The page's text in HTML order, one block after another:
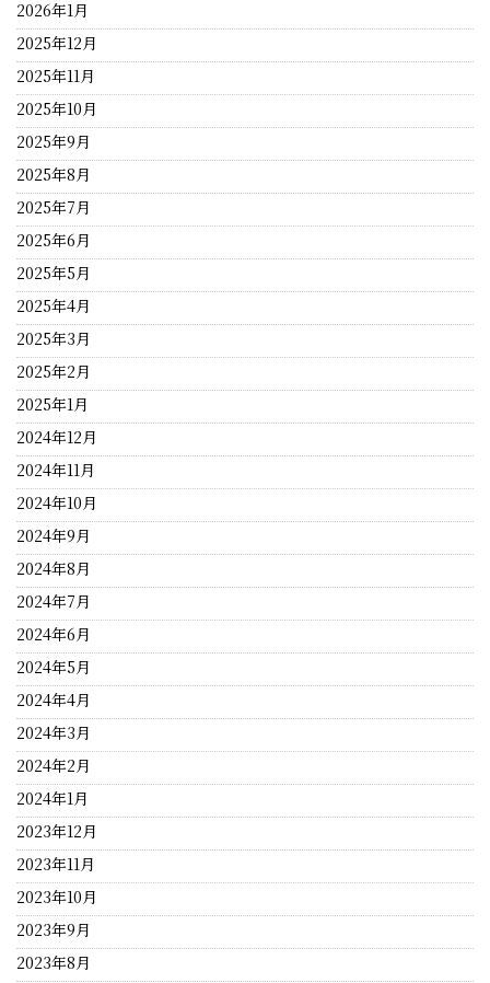
2026年1月
2025年12月
2025年11月
2025年10月
2025年9月
2025年8月
2025年7月
2025年6月
2025年5月
2025年4月
2025年3月
2025年2月
2025年1月
2024年12月
2024年11月
2024年10月
2024年9月
2024年8月
2024年7月
2024年6月
2024年5月
2024年4月
2024年3月
2024年2月
2024年1月
2023年12月
2023年11月
2023年10月
2023年9月
2023年8月